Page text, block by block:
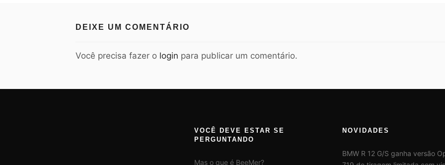
DEIXE UM COMENTÁRIO
Você precisa fazer o login para publicar um comentário.
VOCÊ DEVE ESTAR SE
PERGUNTANDO
Mas o que é BeeMer?
NOVIDADES
BMW R 12 G/S ganha versão